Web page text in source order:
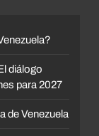
diálogo
para 2027
de Venezuela